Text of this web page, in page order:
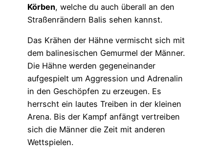
Körben, welche du auch überall an den
Straßenrändern Balis sehen kannst.
Das Krähen der Hähne vermischt sich mit
dem balinesischen Gemurmel der Männer.
Die Hähne werden gegeneinander
aufgespielt um Aggression und Adrenalin
in den Geschöpfen zu erzeugen. Es
herrscht ein lautes Treiben in der kleinen
Arena. Bis der Kampf anfängt vertreiben
sich die Männer die Zeit mit anderen
Wettspielen.